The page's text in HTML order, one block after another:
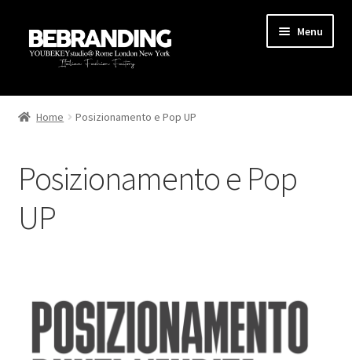
Menu
HOME
PRODUZIONE
AREA MARKETING
PopUp & Siti E-commerce
Growth Hacking applicato alla moda
Home Posizionamento e Pop UP
Posizionamento e Pop
UP